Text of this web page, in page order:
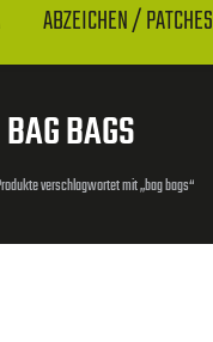
ABZEICHEN / PATCHES
BAG BAGS
sich hier:
verschlagwortet mit „bag bags“